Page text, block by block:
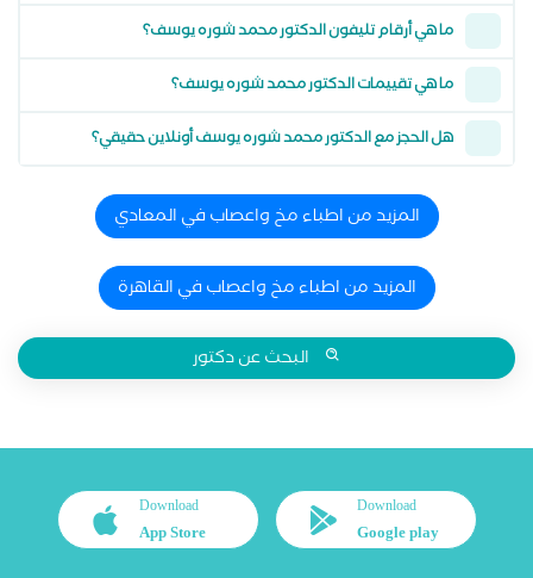
ما هي أرقام تليفون الدكتور محمد شوره يوسف؟
ما هي تقييمات الدكتور محمد شوره يوسف؟
هل الحجز مع الدكتور محمد شوره يوسف أونلاين حقيقي؟
المزيد من اطباء مخ واعصاب في المعادي
المزيد من اطباء مخ واعصاب في القاهرة
البحث عن دكتور
Download
Google play
Download
App Store